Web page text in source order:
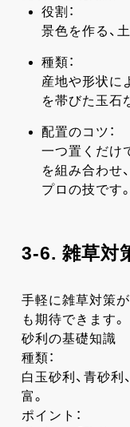
役割：
景色を作る、
種類：
産地や形状に
を帯びた玉石
配置のコツ：
一つ置くだけ
を組み合わせ
プロの技です。
3-6. 雑草対
手軽に雑草対策が
も期待できます。
砂利の基礎知識
種類：
白玉砂利、青砂利
富。
ポイント：